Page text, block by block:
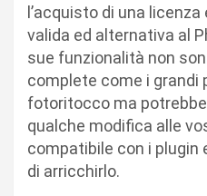
l’acquisto di una
valida ed alternativa al
sue funzionalità non
complete come i grandi
fotoritocco ma
qualche modifica alle
compatibile con i
di arricchirlo.